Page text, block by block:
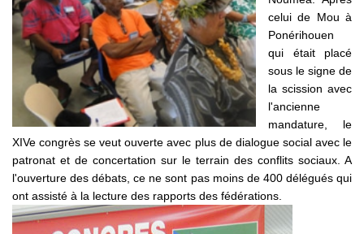
celui de Mou à
Ponérihouen
qui était placé
sous le signe de
la scission avec
l'ancienne
mandature, le
XIVe congrès se veut ouverte avec plus de dialogue social avec le
patronat et de concertation sur le terrain des conflits sociaux. A
l'ouverture des débats, ce ne sont pas moins de 400 délégués qui
ont assisté à la lecture des rapports des fédérations.